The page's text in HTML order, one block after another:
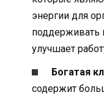
энергии для
поддерживать
улучшает
Богатая
содержит